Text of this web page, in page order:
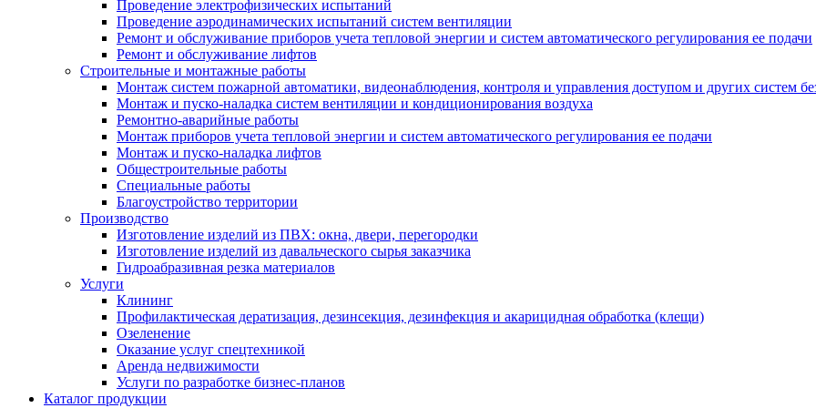
Проведение электрофизических испытаний
Проведение аэродинамических испытаний систем вентиляции
Ремонт и обслуживание приборов учета тепловой энергии и систем автоматического регулирования ее подачи
Ремонт и обслуживание лифтов
Строительные и монтажные работы
Монтаж систем пожарной автоматики, видеонаблюдения, контроля и управления доступом и других систем
Монтаж и пуско-наладка систем вентиляции и кондиционирования воздуха
Ремонтно-аварийные работы
Монтаж приборов учета тепловой энергии и систем автоматического регулирования ее подачи
Монтаж и пуско-наладка лифтов
Общестроительные работы
Специальные работы
Благоустройство территории
Производство
Изготовление изделий из ПВХ: окна, двери, перегородки
Изготовление изделий из давальческого сырья заказчика
Гидроабразивная резка материалов
Услуги
Клининг
Профилактическая дератизация, дезинсекция, дезинфекция и акарицидная обработка (клещи)
Озеленение
Оказание услуг спецтехникой
Аренда недвижимости
Услуги по разработке бизнес-планов
Каталог продукции